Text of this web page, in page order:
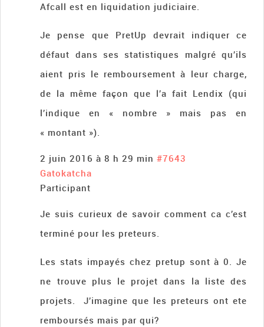
Afcall est en liquidation judiciaire.
Je pense que PretUp devrait indiquer ce
défaut dans ses statistiques malgré qu’ils
aient pris le remboursement à leur charge,
de la même façon que l’a fait Lendix (qui
l’indique en « nombre » mais pas en
« montant »).
2 juin 2016 à 8 h 29 min #7643
Gatokatcha
Participant
Je suis curieux de savoir comment ca c’est
terminé pour les preteurs.
Les stats impayés chez pretup sont à 0. Je
ne trouve plus le projet dans la liste des
projets. J’imagine que les preteurs ont ete
remboursés mais par qui?